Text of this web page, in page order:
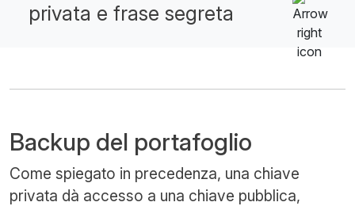
privata e frase segreta
Backup del portafoglio
Come spiegato in precedenza, una chiave
privata dà accesso a una chiave pubblica,